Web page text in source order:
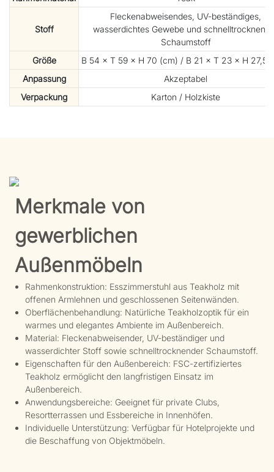
Stoff
Fleckenabweisendes, UV-beständiges,
wasserdichtes Gewebe und
Schaumstoff
Größe
B 54 × T 59 × H 70 (cm) / B 21 × T 23 × H 27,5
Anpassung
Akzeptabel
Verpackung
Karton / Holzkiste
Merkmale von
gewerblichen
Außenmöbeln
Rahmenkonstruktion: Esszimmerstuhl aus Teakholz mit
offenen Armlehnen und geschlossenen Seitenwänden.
Oberflächenbehandlung: Natürliche Teakholzoptik für ein
warmes und elegantes Ambiente im Außenbereich.
Material: Fleckenabweisender, UV-beständiger und
wasserdichter Stoff sowie schnelltrocknender Schaumstoff.
Eigenschaften für den Außenbereich: FSC-zertifiziertes
Teakholz ermöglicht den langfristigen Einsatz im
Außenbereich.
Anwendungsbereiche: Geeignet für private Clubs,
Resortterrassen und Essbereiche in Innenhöfen.
Individuelle Unterstützung: Verfügbar für Hotelprojekte und
die Beschaffung von Objektmöbeln.